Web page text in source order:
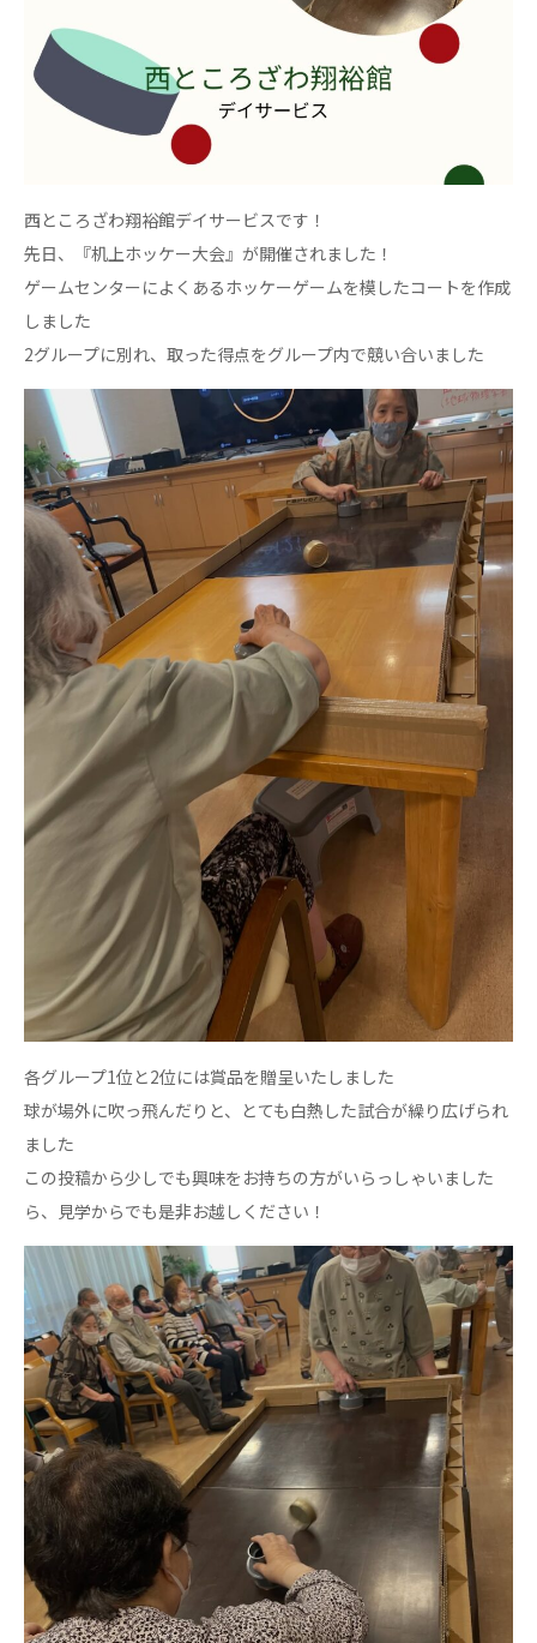
心の会
医療（共に生きる仲間達）
医療法人社団 美翔会
聖心美容クリニック
医療法人社団 デンタルケアコミュニティ
フォレストデンタルクリニック
医療法人 共生会
松園病院介護医療院
松園第二病院
複合ケアセンターまつぞの
医療法人社団 鴻愛会
こうのす共生病院
OKP with Life クリニック
こうのすナーシングホーム共生園
あげお共生の家
医療法人 京都翔医会
西京都病院
西京都クリニック
洛桂の郷
桂寿の郷
訪問看護ステーション秋桜
上桂の郷
ファミリエール吉祥院
教育（共に生きる仲間達）
学校法人明星学園 関東福祉専門学校
国際医療専門学校 浦和学院高等学校
特定非営利活動法人ファイアーレッズメディカルスポ
ーツクラブ
特定非営利活動法人アート応援隊
その他
Mediclude 株式会社アジアメデカ元気事業団
株式会社フラワーコミュニティ放送
Medicare Lead Japan
株式会社日本医科学研究所
特定非営利活動法人共生フォーラム
一般社団法人フードラボジャパン
特定非営利活動法人日本医療福祉機構
株式会社アメックファーマシー
西ところざわ翔裕館デイサービスです！
先日、『机上ホッケー大会』が開催されました！
ゲームセンターによくあるホッケーゲームを模したコートを作成
しました
2グループに別れ、取った得点をグループ内で競い合いました
各グループ1位と2位には賞品を贈呈いたしました
球が場外に吹っ飛んだりと、とても白熱した試合が繰り広げられ
ました
この投稿から少しでも興味をお持ちの方がいらっしゃいました
ら、見学からでも是非お越しください！